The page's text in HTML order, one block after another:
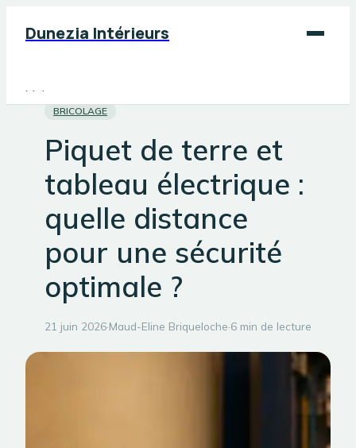
Dunezia Intérieurs
Maison
Jardinage
Bricolage
BRICOLAGE
Piquet de terre et
tableau électrique :
quelle distance
pour une sécurité
optimale ?
21 juin 2026·Maud-Eline Briqueloche·6 min de lecture